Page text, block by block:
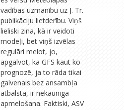
vadības uzmanību uz J. Tr.
publikāciju lietderību. Viņš
lieliski zina, kā ir veidoti
modeļi, bet viņš izvēlas
regulāri melot, jo,
apgalvot, ka GFS kaut ko
prognozē, ja to rāda tikai
galvenais bez ansambļa
atbalsta, ir nekaunīga
apmelošana. Faktiski, ASV